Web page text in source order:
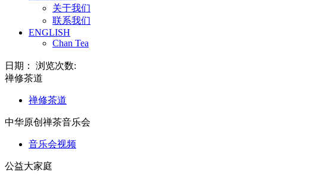
关于我们
联系我们
ENGLISH
Chan Tea
日期： 浏览次数:
禅修茶道
禅修茶道
中华原创禅茶音乐会
音乐会视频
公益大家庭